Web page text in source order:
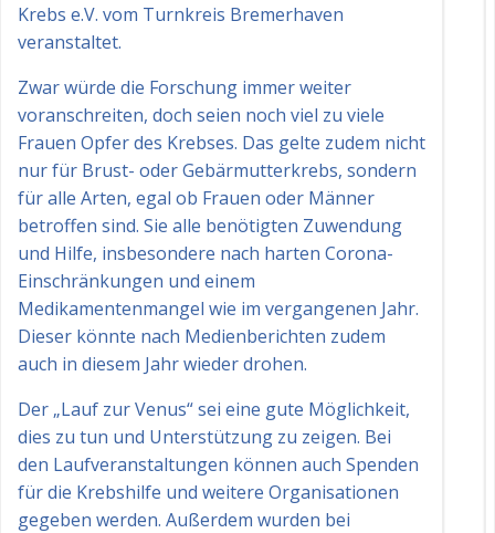
Krebs e.V. vom Turnkreis Bremerhaven
veranstaltet.
Zwar würde die Forschung immer weiter
voranschreiten, doch seien noch viel zu viele
Frauen Opfer des Krebses. Das gelte zudem nicht
nur für Brust- oder Gebärmutterkrebs, sondern
für alle Arten, egal ob Frauen oder Männer
betroffen sind. Sie alle benötigten Zuwendung
und Hilfe, insbesondere nach harten Corona-
Einschränkungen und einem
Medikamentenmangel wie im vergangenen Jahr.
Dieser könnte nach Medienberichten zudem
auch in diesem Jahr wieder drohen.
Der „Lauf zur Venus“ sei eine gute Möglichkeit,
dies zu tun und Unterstützung zu zeigen. Bei
den Laufveranstaltungen können auch Spenden
für die Krebshilfe und weitere Organisationen
gegeben werden. Außerdem wurden bei